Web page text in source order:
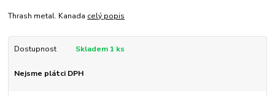
Thrash metal. Kanada celý popis
Dostupnost Skladem 1 ks
Nejsme plátci DPH